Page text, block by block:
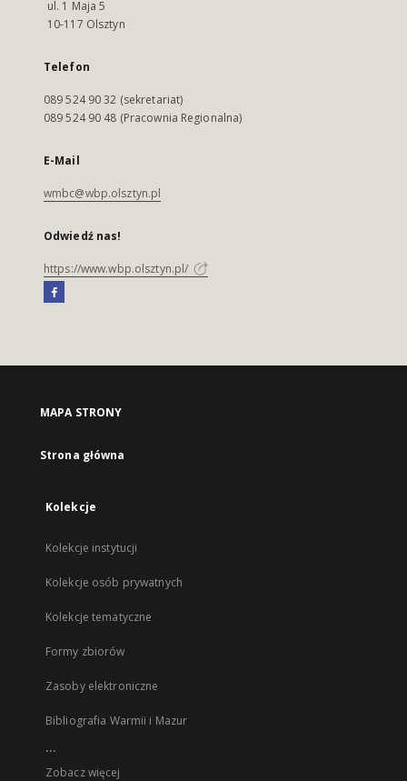
ul. 1 Maja 5
10-117 Olsztyn
Telefon
089 524 90 32 (sekretariat)
089 524 90 48 (Pracownia Regionalna)
E-Mail
wmbc@wbp.olsztyn.pl
Odwiedź nas!
https://www.wbp.olsztyn.pl/
MAPA STRONY
Strona główna
Kolekcje
Kolekcje instytucji
Kolekcje osób prywatnych
Kolekcje tematyczne
Formy zbiorów
Zasoby elektroniczne
Bibliografia Warmii i Mazur
...
Zobacz więcej